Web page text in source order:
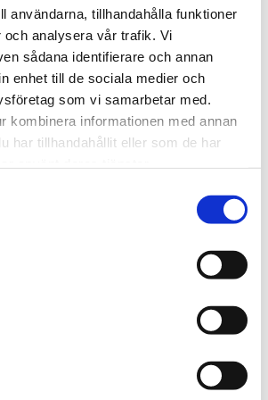
användarna, tillhandahålla funktioner
och analysera vår trafik. Vi
sådana identifierare och annan
enhet till de sociala medier och
som vi samarbetar med.
kombinera informationen med annan
har tillhandahållit eller som de har
kvinna ville
– läste
144 timmar